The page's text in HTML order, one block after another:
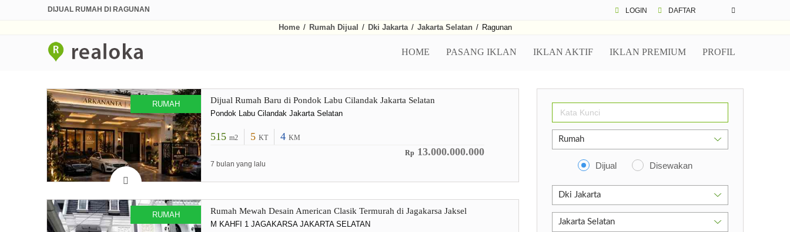
DIJUAL RUMAH DI RAGUNAN LOGIN DAFTAR
Home / Rumah Dijual / Dki Jakarta / Jakarta Selatan / Ragunan
HOME PASANG IKLAN IKLAN AKTIF IKLAN PREMIUM PROFIL
RUMAH Dijual Rumah Baru di Pondok Labu Cilandak Jakarta Selatan
Pondok Labu Cilandak Jakarta Selatan
515 m2 5 KT 4 KM
Rp 13.000.000.000
7 bulan yang lalu
RUMAH Rumah Mewah Desain American Clasik Termurah di Jagakarsa Jaksel
M KAHFI 1 JAGAKARSA JAKARTA SELATAN
Dijual Disewakan